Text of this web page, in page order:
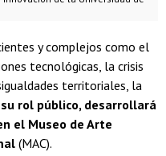
y complejos como el
tecnológicas, la crisis
territoriales, la
rol público, desarrollará
el Museo de Arte
(MAC).